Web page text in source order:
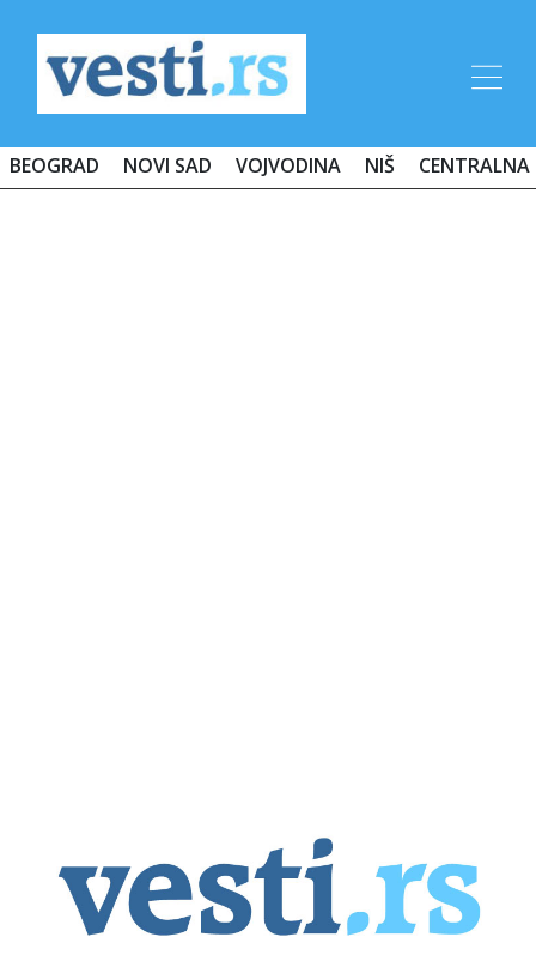
BEOGRAD NOVI SAD VOJVODINA NIŠ CENTRALNA